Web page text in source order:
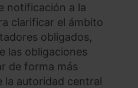
notificación a la
clarificar el ámbito
obligados,
las obligaciones
de forma más
la autoridad central